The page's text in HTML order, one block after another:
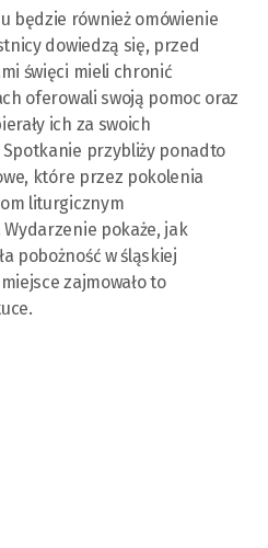
będzie również omówienie
dowiedzą się, przed
święci mieli chronić
oferowali swoją pomoc oraz
ich za swoich
przybliży ponadto
które przez pokolenia
liturgicznym
pokaże, jak
pobożność w śląskiej
zajmowało to